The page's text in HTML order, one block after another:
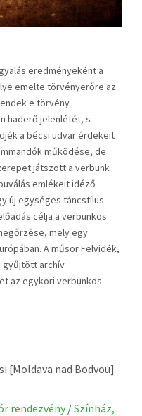
eredményeként a
emelte törvényerőre az
e törvény
haderő jelenlétét, s
a bécsi udvar érdekeit
működése, de
játszott a verbunk
emlékeit idéző
új egységes táncstílus
célja a verbunkos
mely egy
A műsor Felvidék,
gyűjtött archív
az egykori verbunkos
[Moldava nad Bodvou]
rendezvény/Színház,